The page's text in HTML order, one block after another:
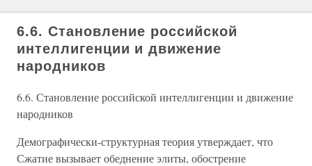
6.6. Становление российской
интеллигенции и движение
народников
6.6. Становление российской интеллигенции и движение
народников
Демографически-структурная теория утверждает, что
Сжатие вызывает обеднение элиты, обострение